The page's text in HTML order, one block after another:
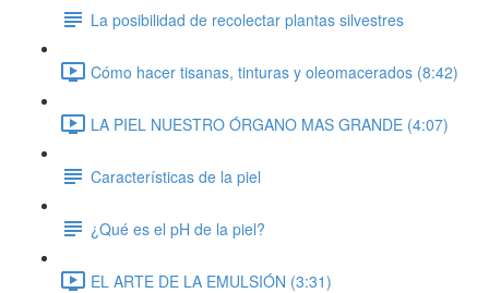
La posibilidad de recolectar plantas silvestres
Cómo hacer tisanas, tinturas y oleomacerados (8:42)
LA PIEL NUESTRO ÓRGANO MAS GRANDE (4:07)
Características de la piel
¿Qué es el pH de la piel?
EL ARTE DE LA EMULSIÓN (3:31)